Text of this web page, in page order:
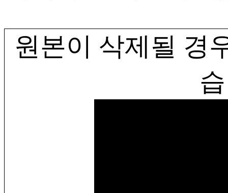
원본이 삭제될 경